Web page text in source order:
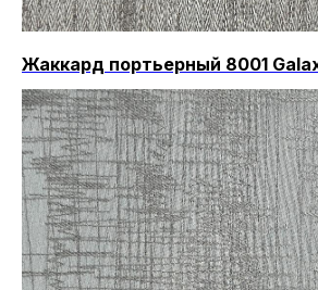
Жаккард портьерный 8001